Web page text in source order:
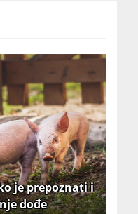
je prepoznati i
dođe